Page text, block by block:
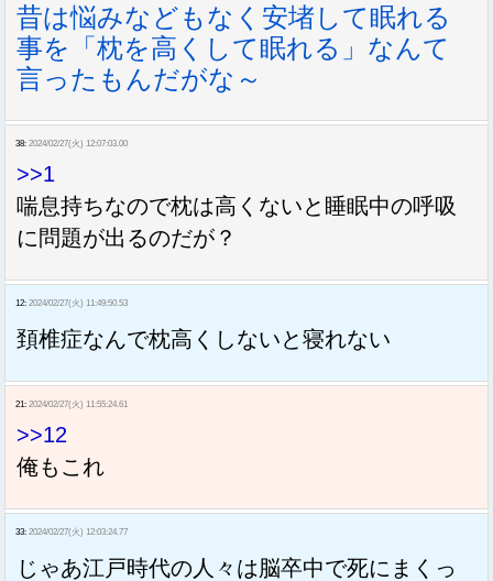
昔は悩みなどもなく安堵して眠れる
事を「枕を高くして眠れる」なんて
言ったもんだがな～
38: 2024/02/27(火) 12:07:03.00
>>1
喘息持ちなので枕は高くないと睡眠中の呼吸
に問題が出るのだが？
12: 2024/02/27(火) 11:49:50.53
頚椎症なんで枕高くしないと寝れない
21: 2024/02/27(火) 11:55:24.61
>>12
俺もこれ
33: 2024/02/27(火) 12:03:24.77
じゃあ江戸時代の人々は脳卒中で死にまくっ